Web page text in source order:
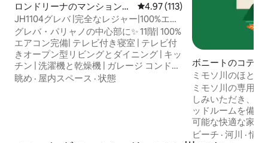
ロンドリーナのマンション・
アパート
レビュー113件、5つ星中4.97つ
4.97 (113)
JH1104グレバ |完全なレジャー|100%エア
コン完備
グレバ・パリャノの中心部に✨ 11階| 100%
エアコン完備| テレビ付き寝室 | テレビ付
きオープン型リビングとダイニング | キッ
チン | 洗濯機と乾燥機 | ガレージ コンドミ
ニアム • プール3ヶ所 • ジム • コワーキン
眺め · 屋内スペース · 状態
ボニートのコテー
ミモソ川のほと
ート/MS
ミモソ川の専用
しみいただき、2
ッドルームを備え
可能な快適な家に
べてにエアコンが
ビーチ ·河川 ·情